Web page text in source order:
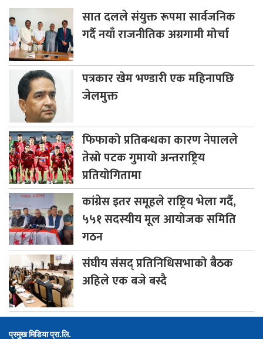
सातदलले संयुक्त रूपमा सार्वजनिक
गर्दै नयाँ राजनीतिक अग्रगामी मोर्चा
पत्रकारखेम भण्डारी एक महिनापछि
जेलमुक्त
फिफाकोप्रतिबन्धका कारण नेपालले
तेस्रो पटक गुमायो अन्तराष्ट्रिय
प्रतियोगितामा
कांग्रेसइतर समूहले राष्ट्रिय भेला गर्दै,
५५१ सदस्यीय मूल आयोजक समिति
गठन
संघीयसंसद् प्रतिनिधिसभाको बैठक
अहिले एक बजे बस्दै
प्रमुख मिडिया प्रा.लि.